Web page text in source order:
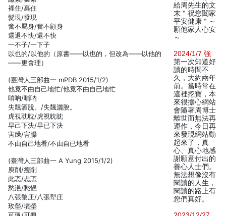
裡住/裹住
髮現/發現
奮不屬身/奮不顧身
還退不快/還不快
一不子/一下子
以也的/以他的（原書——以也的，但改為——以他的
——更會理）
(臺灣人三部曲一 mPDB 2015/1/2)
他竟不由自己地忙/他竟不由自已地忙
哨吶/嗩吶
失飄酒脫。/失飄灑脫。
虎視耽耽/虎視眈眈
早己下決/早已下決
害躁/害臊
不由自己地看/不由自已地看
(臺灣人三部曲一 A Yung 2015/1/2)
庾削/瘦削
此忑/忐忑
愁浥/愁悒
八張黎庄/八張犁庄
玫塋/墳塋
給周先生的文
末＂祝您闔家
平安健康＂～
願他家人心安
～
2024/1/7 強
第一次知道好
讀的時間不
久，大約兩年
前。當時常在
這裡挖寶，本
來很擔心網站
會隨著周博士
離世而無法再
運作，今日再
來發現網站動
起來了，真
心、真心地感
謝願意付出的
善心人士們。
無法想像沒有
閱讀的人生，
閱讀的路上有
您們真好。